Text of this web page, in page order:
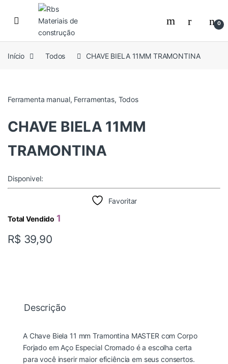
Skip to navigation
Skip to content
0
Início Todos CHAVE BIELA 11MM TRAMONTINA
Ferramenta manual, Ferramentas, Todos
CHAVE BIELA 11MM
TRAMONTINA
Disponivel:
Favoritar
Total Vendido 1
R$ 39,90
Descrição
A Chave Biela 11 mm Tramontina MASTER com Corpo
Forjado em Aço Especial Cromado é a escolha certa
para você inserir maior eficiência em seus consertos.